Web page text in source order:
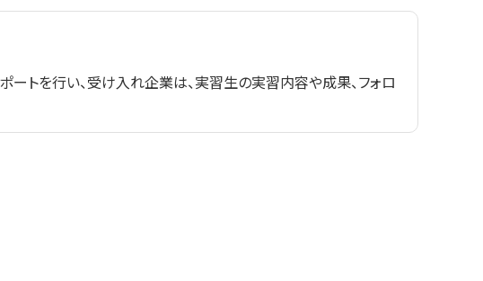
トを行い、受け入れ企業は、実習生の実習内容や成果、フォロ